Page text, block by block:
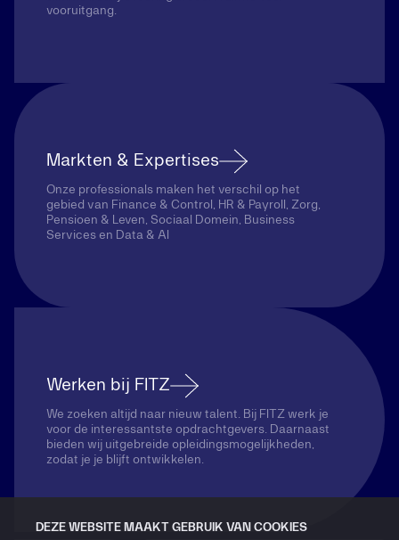
DEZE WEBSITE MAAKT GEBRUIK VAN COOKIES
vooruitgang.
Markten & Expertises
Onze professionals maken het verschil op het
gebied van Finance & Control, HR & Payroll, Zorg,
Pensioen & Leven, Sociaal Domein, Business
Services en Data & AI
Werken bij FITZ
We zoeken altijd naar nieuw talent. Bij FITZ werk je
voor de interessantste opdrachtgevers. Daarnaast
bieden wij uitgebreide opleidingsmogelijkheden,
zodat je je blijft ontwikkelen.